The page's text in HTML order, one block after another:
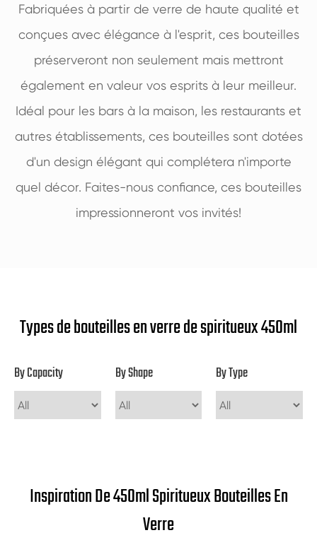
Fabriquées à partir de verre de haute qualité et
conçues avec élégance à l'esprit, ces bouteilles
préserveront non seulement mais mettront
également en valeur vos esprits à leur meilleur.
Idéal pour les bars à la maison, les restaurants et
autres établissements, ces bouteilles sont dotées
d'un design élégant qui complétera n'importe
quel décor. Faites-nous confiance, ces bouteilles
impressionneront vos invités!
Types de bouteilles en verre de spiritueux 450ml
By Capacity By Shape By Type
Inspiration De 450ml Spiritueux Bouteilles En
Verre